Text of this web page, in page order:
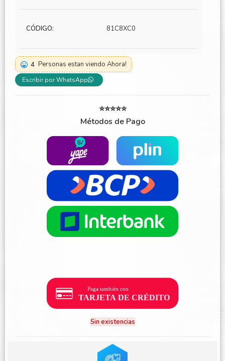
CÓDIGO: 81C8XC0
4 Personas estan viendo Ahora!
Escribir por WhatsApp
⭐⭐⭐⭐⭐
Métodos de Pago
Sin existencias